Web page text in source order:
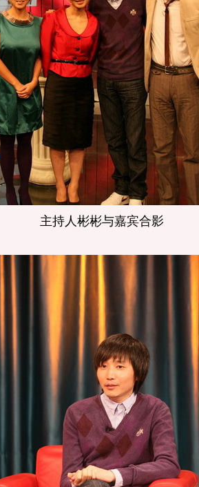
主持人彬彬与嘉宾合影